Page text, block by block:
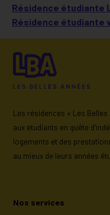
Résidence étudiante
Résidence étudiante
Les résidences « Les
aux étudiants en quête
logements et des
au mieux de leurs années
Nos services